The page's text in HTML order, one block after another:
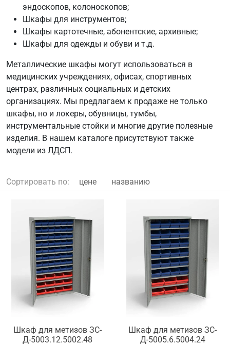
эндоскопов, колоноскопов;
Шкафы для инструментов;
Шкафы картотечные, абонентские, архивные;
Шкафы для одежды и обуви и т.д.
Металлические шкафы могут использоваться в
медицинских учреждениях, офисах, спортивных
центрах, различных социальных и детских
организациях. Мы предлагаем к продаже не только
шкафы, но и локеры, обувницы, тумбы,
инструментальные стойки и многие другие полезные
изделия. В нашем каталоге присутствуют также
модели из ЛДСП.
Сортировать по: цене названию
Шкаф для метизов ЗС-
Д-5003.12.5002.48
Шкаф для метизов ЗС-
Д-5005.6.5004.24